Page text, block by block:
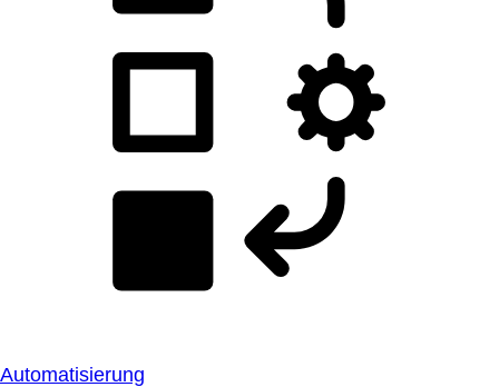
Automatisierung